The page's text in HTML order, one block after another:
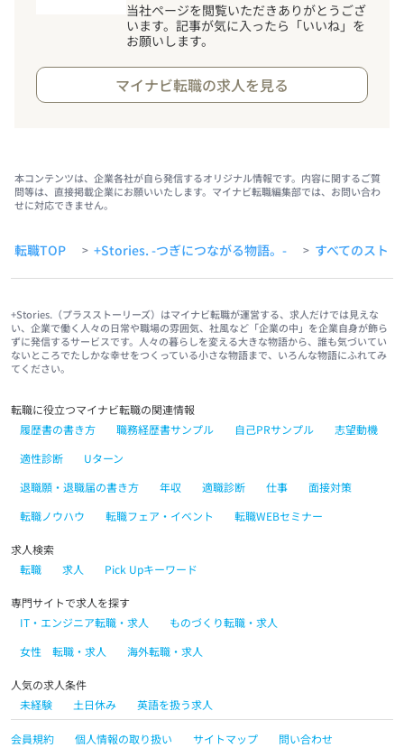
当社ページを閲覧いただきありがとうござ
います。記事が気に入ったら「いいね」を
お願いします。
マイナビ転職の求人を見る
本コンテンツは、企業各社が自ら発信するオリジナル情報です。内容に関するご質
問等は、直接掲載企業にお願いいたします。マイナビ転職編集部では、お問い合わ
せに対応できません。
転職TOP > +Stories. -つぎにつながる物語。- > すべてのスト
+Stories.（プラスストーリーズ）はマイナビ転職が運営する、求人だけでは見えな
い、企業で働く人々の日常や職場の雰囲気、社風など「企業の中」を企業自身が飾ら
ずに発信するサービスです。人々の暮らしを変える大きな物語から、誰も気づいてい
ないところでたしかな幸せをつくっている小さな物語まで、いろんな物語にふれてみ
てください。
転職に役立つマイナビ転職の関連情報
履歴書の書き方
職務経歴書サンプル 自己PRサンプル
志望動機
適性診断
Uターン
退職願・退職届の書き方
年収 適職診断 仕事
面接対策
転職ノウハウ
転職フェア・イベント 転職WEBセミナー
求人検索
転職
求人 Pick Upキーワード
専門サイトで求人を探す
IT・エンジニア転職・求人
ものづくり転職・求人
女性 転職・求人
海外転職・求人
人気の求人条件
未経験
土日休み 英語を扱う求人
会員規約 個人情報の取り扱い サイトマップ 問い合わせ